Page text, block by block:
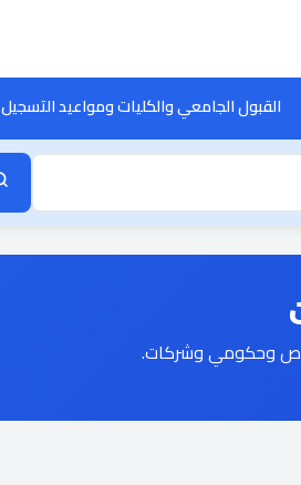
القبول الجامعي والكليات ومواعيد التسجيل
وحكومي وشركات.